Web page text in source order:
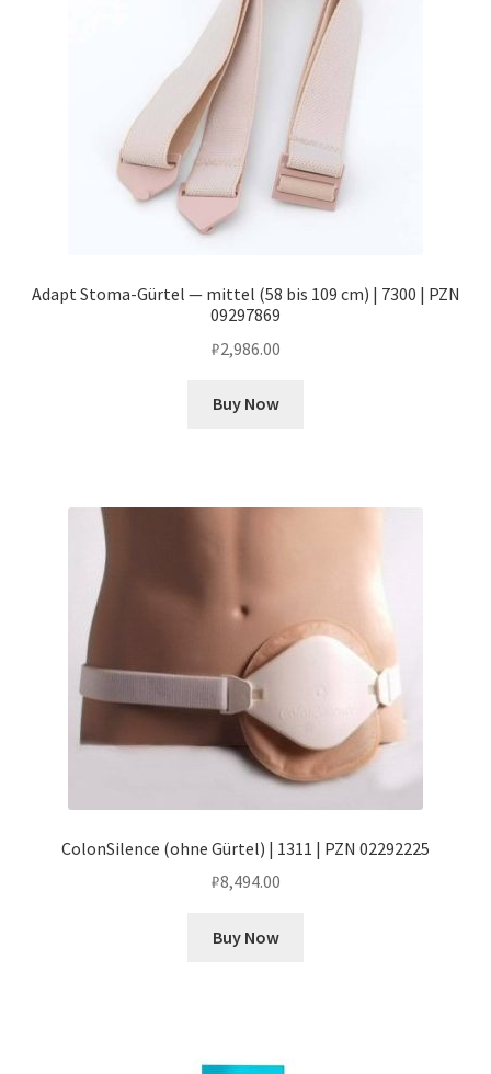
Adapt Stoma-Gürtel — mittel (58 bis 109 cm) | 7300 | PZN
09297869
₽2,986.00
Buy Now
ColonSilence (ohne Gürtel) | 1311 | PZN 02292225
₽8,494.00
Buy Now